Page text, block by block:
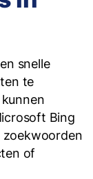
snelle
te
Bing
zoekwoorden
of